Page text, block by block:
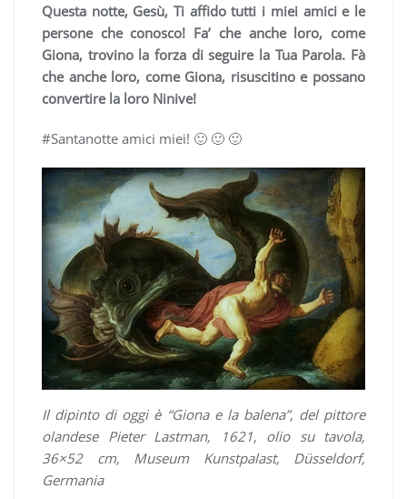
Questa notte, Gesù, Ti affido tutti i miei amici e le
persone che conosco! Fa’ che anche loro, come
Giona, trovino la forza di seguire la Tua Parola. Fà
che anche loro, come Giona, risuscitino e possano
convertire la loro Ninive!
#Santanotte amici miei! 🙂 🙂 🙂
Il dipinto di oggi è “Giona e la balena”, del pittore
olandese Pieter Lastman, 1621, olio su tavola,
36×52 cm, Museum Kunstpalast, Düsseldorf,
Germania